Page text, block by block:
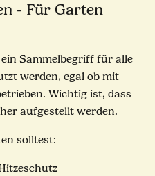
- Für Garten
Sammelbegriff für alle
werden, egal ob mit
Wichtig ist, dass
aufgestellt werden.
solltest: